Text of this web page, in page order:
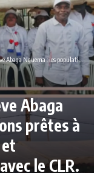
prêtes à chasser les profiteurs et reprendre leur destin avec le CLR.
Abaga
prêtes à
le CLR.